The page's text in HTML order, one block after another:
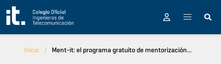
Pasar al contenido principal
Inicio Ment-it: el programa gratuito de mentorización...